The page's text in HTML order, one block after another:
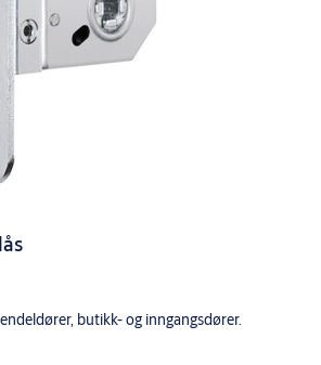
butikk- og inngangsdører.